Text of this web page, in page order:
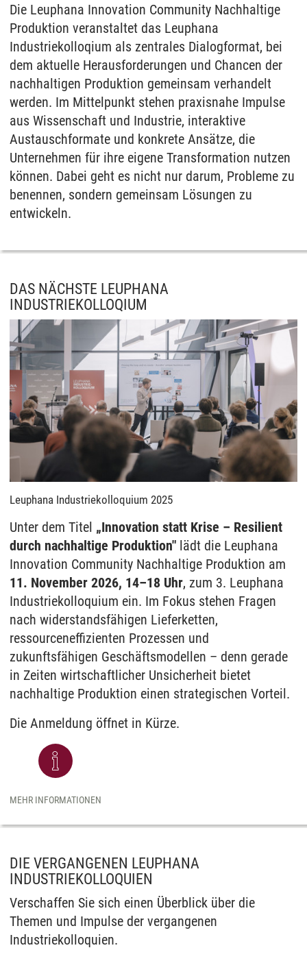
Die Leuphana Innovation Community Nachhaltige
Produktion veranstaltet das Leuphana
Industriekolloqium als zentrales Dialogformat, bei
dem aktuelle Herausforderungen und Chancen der
nachhaltigen Produktion gemeinsam verhandelt
werden. Im Mittelpunkt stehen praxisnahe Impulse
aus Wissenschaft und Industrie, interaktive
Austauschformate und konkrete Ansätze, die
Unternehmen für ihre eigene Transformation nutzen
können. Dabei geht es nicht nur darum, Probleme zu
benennen, sondern gemeinsam Lösungen zu
entwickeln.
DAS NÄCHSTE LEUPHANA
INDUSTRIEKOLLOQIUM
Leuphana Industriekolloquium 2025
Unter dem Titel „Innovation statt Krise – Resilient
durch nachhaltige Produktion" lädt die Leuphana
Innovation Community Nachhaltige Produktion am
11. November 2026, 14–18 Uhr, zum 3. Leuphana
Industriekolloquium ein. Im Fokus stehen Fragen
nach widerstandsfähigen Lieferketten,
ressourceneffizienten Prozessen und
zukunftsfähigen Geschäftsmodellen – denn gerade
in Zeiten wirtschaftlicher Unsicherheit bietet
nachhaltige Produktion einen strategischen Vorteil.
Die Anmeldung öffnet in Kürze.
MEHR INFORMATIONEN
DIE VERGANGENEN LEUPHANA
INDUSTRIEKOLLOQUIEN
Verschaffen Sie sich einen Überblick über die
Themen und Impulse der vergangenen
Industriekolloquien.